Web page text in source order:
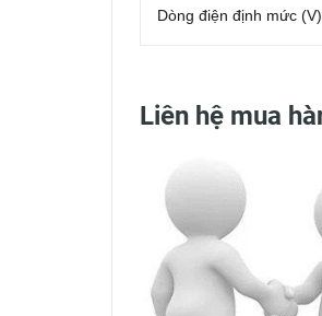
Dòng điện định mức (V)
Liên hệ mua